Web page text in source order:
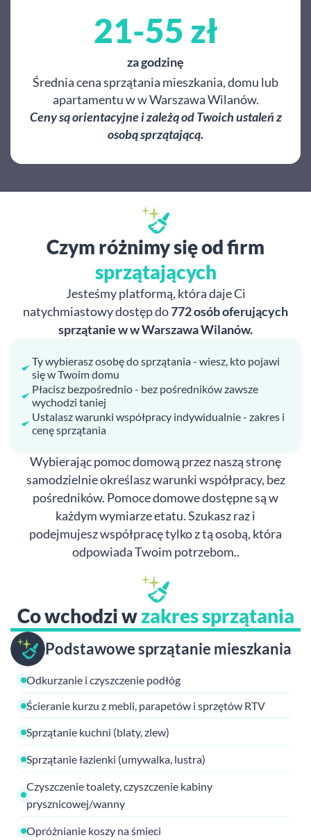
21-55 zł
za godzinę
Średnia cena sprzątania mieszkania, domu lub
apartamentu w w Warszawa Wilanów.
Ceny są orientacyjne i zależą od Twoich ustaleń z
osobą sprzątającą.
Czym różnimy się od firm
sprzątających
Jesteśmy platformą, która daje Ci
natychmiastowy dostęp do772 osób oferujących
sprzątanie w w Warszawa Wilanów.
Ty wybierasz osobę do sprzątania - wiesz, kto pojawi
się w Twoim domu
Płacisz bezpośrednio - bez pośredników zawsze
wychodzi taniej
Ustalasz warunki współpracy indywidualnie - zakres i
cenę sprzątania
Wybierając pomoc domową przez naszą stronę
samodzielnie określasz warunki współpracy, bez
pośredników. Pomoce domowe dostępne są w
każdym wymiarze etatu. Szukasz raz i
podejmujesz współpracę tylko z tą osobą, która
odpowiada Twoim potrzebom..
Co wchodzi wzakres sprzątania
Podstawowe sprzątanie mieszkania
Odkurzanie i czyszczenie podłóg
Ścieranie kurzu z mebli, parapetów i sprzętów RTV
Sprzątanie kuchni (blaty, zlew)
Sprzątanie łazienki (umywalka, lustra)
Czyszczenie toalety, czyszczenie kabiny
prysznicowej/wanny
Opróżnianie koszy na śmieci